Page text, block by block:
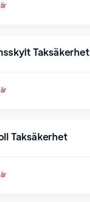
Taksäkerhet
Taksäkerhet